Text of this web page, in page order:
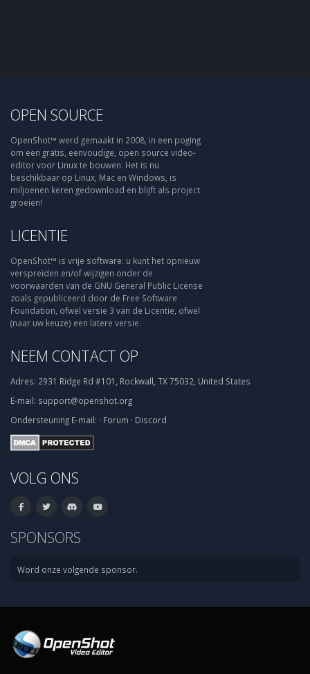
OPEN SOURCE
OpenShot™ werd gemaakt in 2008, in een poging
om een gratis, eenvoudige, open source video-
editor voor Linux te bouwen. Het is nu
beschikbaar op Linux, Mac en Windows, is
miljoenen keren gedownload en blijft als project
groeien!
LICENTIE
OpenShot™ is vrije software: u kunt het opnieuw
verspreiden en/of wijzigen onder de
voorwaarden van de GNU General Public License
zoals gepubliceerd door de Free Software
Foundation, ofwel versie 3 van de Licentie, ofwel
(naar uw keuze) een latere versie.
NEEM CONTACT OP
Adres: 2931 Ridge Rd #101, Rockwall, TX 75032, United States
E-mail: support@openshot.org
Ondersteuning E-mail: · Forum · Discord
VOLG ONS
SPONSORS
Word onze volgende sponsor.